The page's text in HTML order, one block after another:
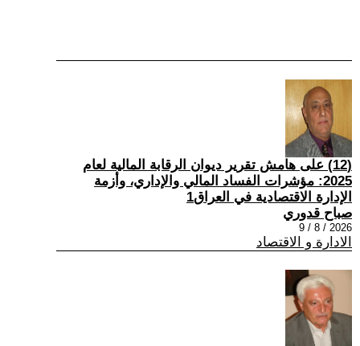
(12) على هامش تقرير ديوان الرقابة المالية لعام
2025: مؤشرات الفساد المالي والإداري، وأزمة
الإدارة الاقتصادية في العراق1
صباح قدوري
2026 / 8 / 9
الادارة و الاقتصاد